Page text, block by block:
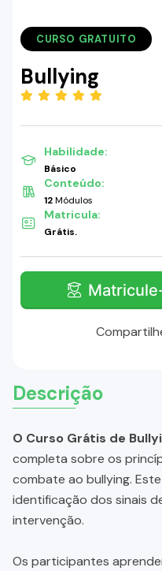
CURSO GRATUITO
Bullying
Habilidade:
Básico
Conteúdo:
12Módulos
Matricula:
Grátis.
Descrição
O Curso Grátis de
completa sobre os
combate ao bullying.
identificação dos sinais
intervenção.
Os participantes